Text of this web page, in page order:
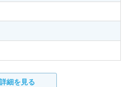
詳細を見る